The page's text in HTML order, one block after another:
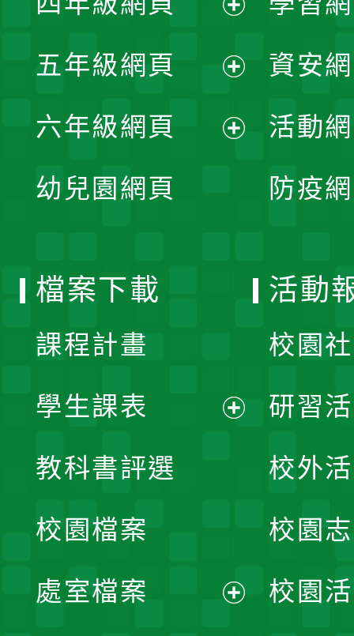
選
單
開
選
單
開
選
五年級網頁
開
六年級網頁
幼兒園網頁
資安
活動
防疫
檔案下載
課程計畫
學生課表
單
教科書評選
校園檔案
處室檔案
活動
校園
研習
校外
校園
校園